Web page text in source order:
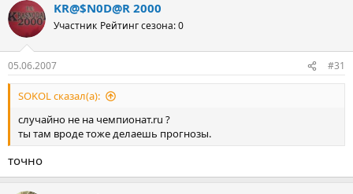
KR@$N0D@R 2000
Участник Рейтинг сезона: 0
05.06.2007 #31
SOKOL сказал(а):
случайно не на чемпионат.ru ?
ты там вроде тоже делаешь прогнозы.
точно